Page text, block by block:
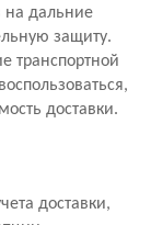
на дальние
защиту.
транспортной
доставки.
доставки,